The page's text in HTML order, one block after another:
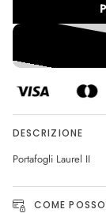
DESCRIZIONE
Portafogli Laurel II
COME